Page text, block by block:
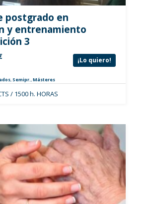
postgrado en
y entrenamiento
3
¡Lo quiero!
, Semipr.,Másteres
/ 1500 h. HORAS